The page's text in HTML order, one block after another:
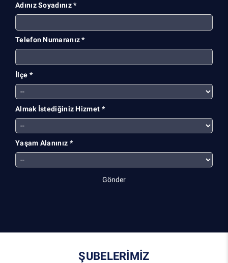
Adınız Soyadınız *
Telefon Numaranız *
İlçe *
Almak İstediğiniz Hizmet *
Yaşam Alanınız *
Gönder
ŞUBELERİMİZ